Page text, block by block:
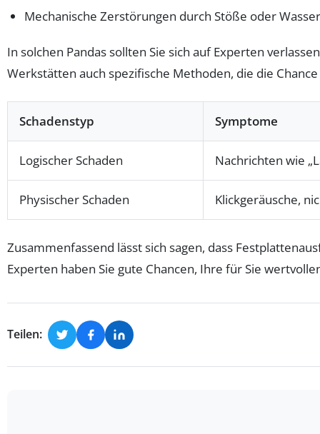
Mechanische Zerstörungen durch Stöße oder
In solchen Pandas sollten Sie sich auf Experten
Werkstätten auch spezifische Methoden, die die
Schadenstyp Symptome
Logischer Schaden Nachrichten wie
Physischer Schaden Klickgeräusche,
Zusammenfassend lässt sich sagen, dass
Experten haben Sie gute Chancen, Ihre für Sie
Teilen: